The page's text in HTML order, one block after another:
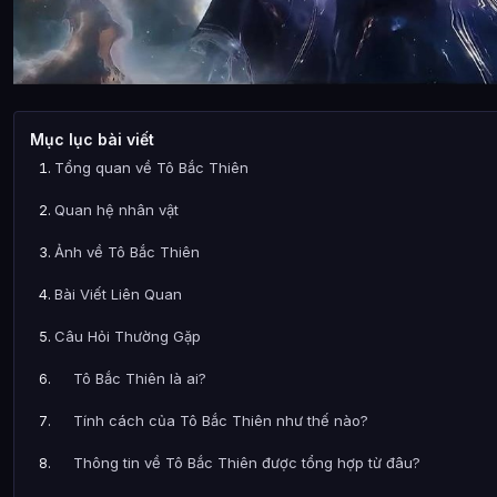
Mục lục bài viết
Tổng quan về Tô Bắc Thiên
Quan hệ nhân vật
Ảnh về Tô Bắc Thiên
Bài Viết Liên Quan
Câu Hỏi Thường Gặp
Tô Bắc Thiên là ai?
Tính cách của Tô Bắc Thiên như thế nào?
Thông tin về Tô Bắc Thiên được tổng hợp từ đâu?